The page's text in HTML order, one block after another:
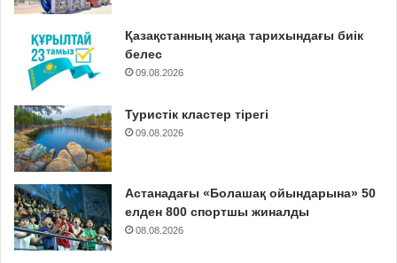
Қазақстанның жаңа тарихындағы биік
белес
09.08.2026
Туристік кластер тірегі
09.08.2026
Астанадағы «Болашақ ойындарына» 50
елден 800 спортшы жиналды
08.08.2026